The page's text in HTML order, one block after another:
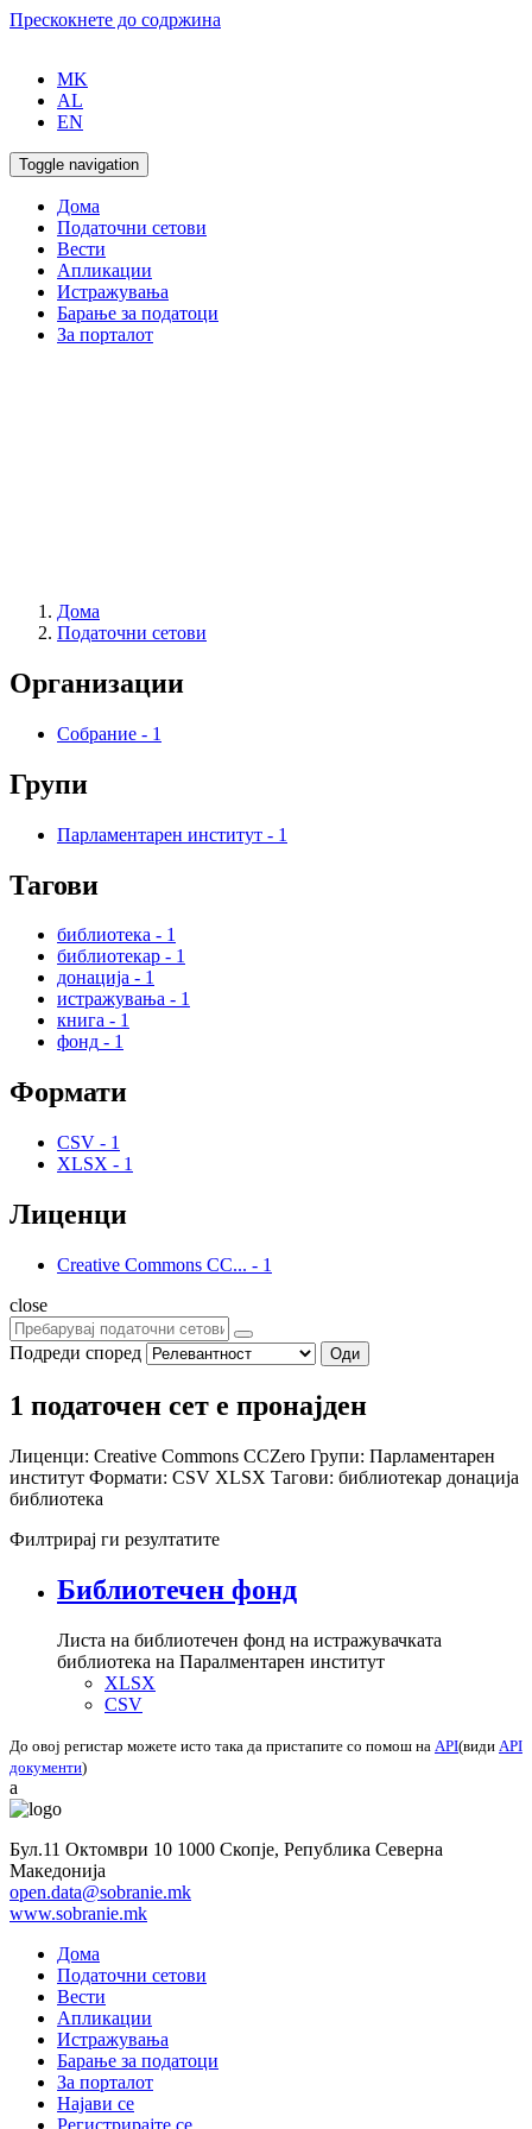
Прескокнете до содржина
MK
AL
EN
Toggle navigation
Дома
Податочни сетови
Вести
Апликации
Истражувања
Барање за податоци
За порталот
Дома
Податочни сетови
Организации
Собрание - 1
Групи
Парламентарен институт - 1
Тагови
библиотека - 1
библиотекар - 1
донација - 1
истражувања - 1
книга - 1
фонд - 1
Формати
CSV - 1
XLSX - 1
Лиценци
Creative Commons CC... - 1
close
Подреди според Оди
1 податочен сет е пронајден
Лиценци: Creative Commons CCZero Групи: Парламентарен
институт Формати: CSV XLSX Тагови: библиотекар донација
библиотека
Филтрирај ги резултатите
Библиотечен фонд
Листа на библиотечен фонд на истражувачката
библиотека на Паралментарен институт
XLSX
CSV
До овој регистар можете исто така да пристапите со помош на API(види API
документи)
a
Бул.11 Октомври 10 1000 Скопје, Република Северна
Македонија
open.data@sobranie.mk
www.sobranie.mk
Дома
Податочни сетови
Вести
Апликации
Истражувања
Барање за податоци
За порталот
Најави се
Регистрирајте се